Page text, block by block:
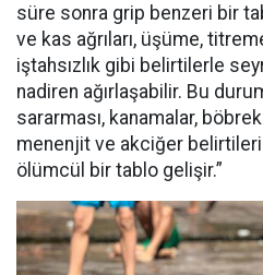
süre sonra grip benzeri bir
ve kas ağrıları, üşüme,
iştahsızlık gibi belirtilerle
nadiren ağırlaşabilir. Bu
sararması, kanamalar,
menenjit ve akciğer belirtileri
ölümcül bir tablo gelişir.”